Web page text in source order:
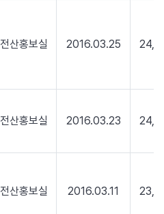
전산홍보실 2016.03.25
전산홍보실 2016.03.23
전산홍보실 2016.03.11